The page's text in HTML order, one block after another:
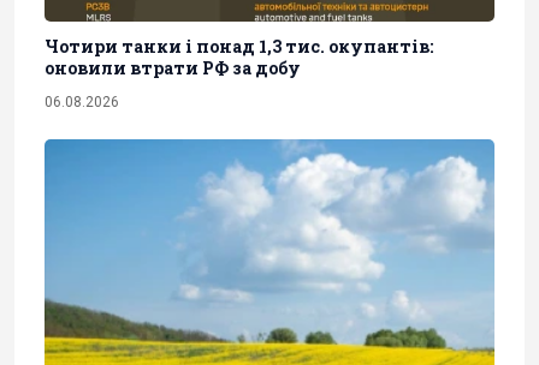
Чотири танки і понад 1,3 тис. окупантів:
оновили втрати РФ за добу
06.08.2026